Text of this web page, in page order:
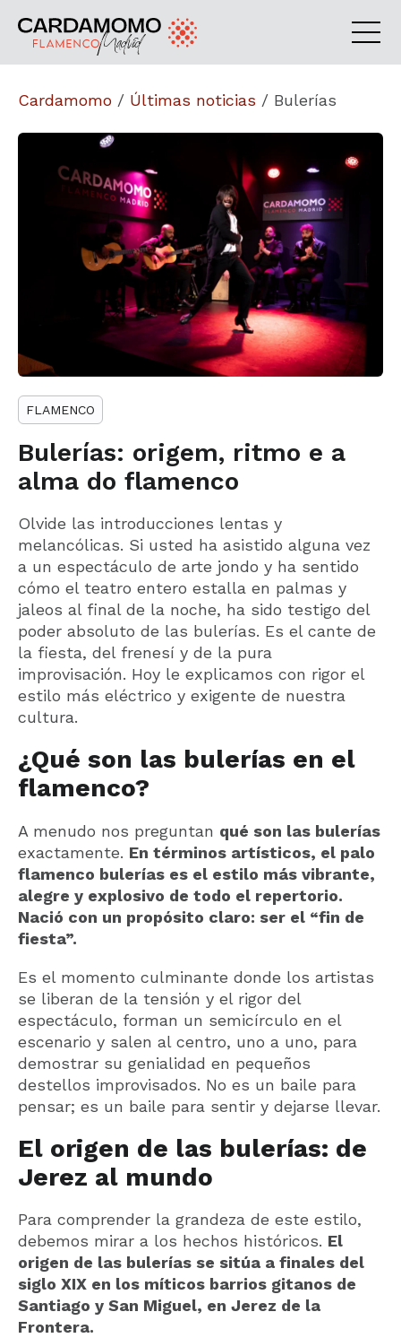
Cardamomo / Últimas noticias / Bulerías
FLAMENCO
Bulerías: origem, ritmo e a
alma do flamenco
Olvide las introducciones lentas y
melancólicas. Si usted ha asistido alguna vez
a un espectáculo de arte jondo y ha sentido
cómo el teatro entero estalla en palmas y
jaleos al final de la noche, ha sido testigo del
poder absoluto de las bulerías. Es el cante de
la fiesta, del frenesí y de la pura
improvisación. Hoy le explicamos con rigor el
estilo más eléctrico y exigente de nuestra
cultura.
¿Qué son las bulerías en el
flamenco?
A menudo nos preguntan qué son las bulerías
exactamente. En términos artísticos, el palo
flamenco bulerías es el estilo más vibrante,
alegre y explosivo de todo el repertorio.
Nació con un propósito claro: ser el “fin de
fiesta”.
Es el momento culminante donde los artistas
se liberan de la tensión y el rigor del
espectáculo, forman un semicírculo en el
escenario y salen al centro, uno a uno, para
demostrar su genialidad en pequeños
destellos improvisados. No es un baile para
pensar; es un baile para sentir y dejarse llevar.
El origen de las bulerías: de
Jerez al mundo
Para comprender la grandeza de este estilo,
debemos mirar a los hechos históricos. El
origen de las bulerías se sitúa a finales del
siglo XIX en los míticos barrios gitanos de
Santiago y San Miguel, en Jerez de la
Frontera.